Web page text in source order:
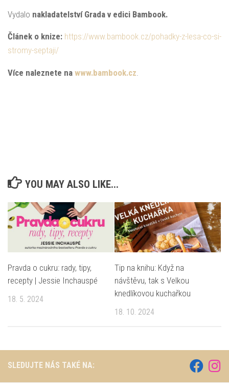
Vydalo nakladatelství Grada v edici Bambook.
Článek o knize: https://www.bambook.cz/pohadky-z-lesa-co-si-
stromy-septaji/
Více naleznete na www.bambook.cz.
YOU MAY ALSO LIKE...
Pravda o cukru: rady, tipy,
recepty | Jessie Inchauspé
18. 5. 2024
Tip na knihu: Když na
návštěvu, tak s Velkou
knedlíkovou kuchařkou
18. 10. 2024
SLEDUJTE NÁS TAKÉ NA: